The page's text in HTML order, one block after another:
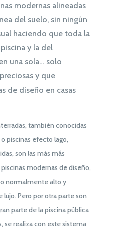
modernas alineadas
del suelo, sin ningún
haciendo que toda la
y la del
una sola… solo
y que
de diseño en casas
también conocidas
piscinas efecto lago,
son las más más
modernas de diseño,
normalmente alto y
Pero por otra parte son
parte de la piscina pública
se realiza con este sistema